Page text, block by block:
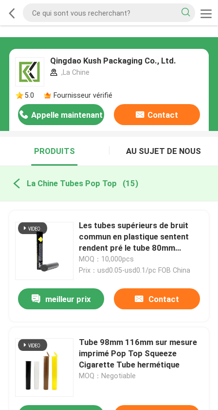
Qingdao Kush Packaging Co., Ltd.
,La Chine
5.0 Fournisseur vérifié
Appelle maintenant Contact
PRODUITS AU SUJET DE NOUS
La Chine Tubes Pop Top (15)
Les tubes supérieurs de bruit
commun en plastique sentent
rendent pré le tube 80mm
résistant de petit pain 98mm
110mm 116mm
MOQ：10,000pcs
Prix：usd0.05-usd0.1/pc FOB China
meilleur prix Contact
Tube 98mm 116mm sur mesure
imprimé Pop Top Squeeze
Cigarette Tube hermétique
MOQ：Negotiable